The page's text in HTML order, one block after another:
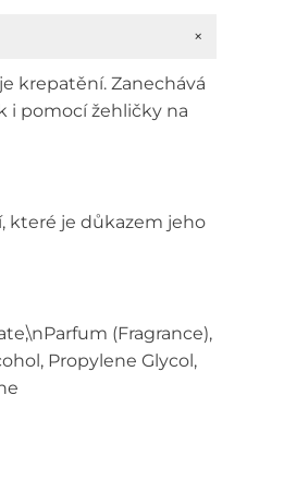
+
krepatění. Zanechává
i pomocí žehličky na
které je důkazem jeho
(Fragrance),
Propylene Glycol,